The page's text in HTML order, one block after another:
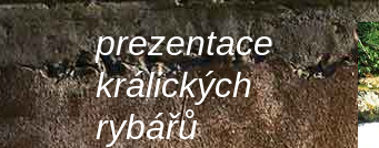
prezentace
králických
rybářů